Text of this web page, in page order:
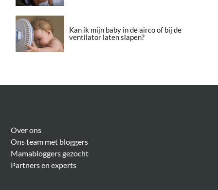
Kan ik mijn baby in de airco of bij de
ventilator laten slapen?
Over ons
Ons team met bloggers
Mamabloggers gezocht
Partners en experts